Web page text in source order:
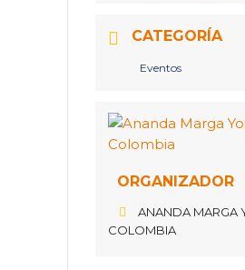
CATEGORÍA
Eventos
ORGANIZADOR
ANANDA MARGA
COLOMBIA